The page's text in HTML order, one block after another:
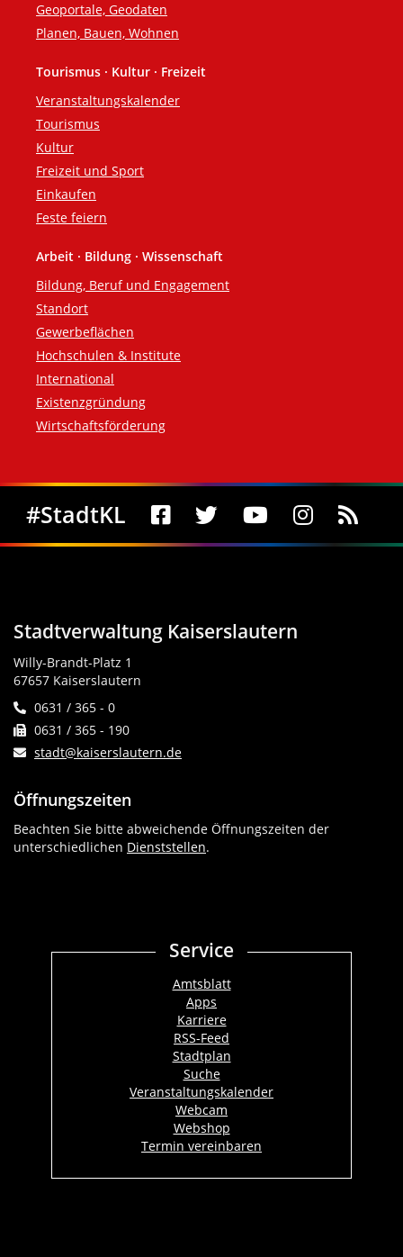
Geoportale, Geodaten
Planen, Bauen, Wohnen
Tourismus · Kultur · Freizeit
Veranstaltungskalender
Tourismus
Kultur
Freizeit und Sport
Einkaufen
Feste feiern
Arbeit · Bildung · Wissenschaft
Bildung, Beruf und Engagement
Standort
Gewerbeflächen
Hochschulen & Institute
International
Existenzgründung
Wirtschaftsförderung
Social Media
#StadtKL
Stadtverwaltung Kaiserslautern
Willy-Brandt-Platz 1
67657 Kaiserslautern
0631 / 365 - 0
0631 / 365 - 190
stadt@kaiserslautern.de
Öffnungszeiten
Beachten Sie bitte abweichende Öffnungszeiten der
unterschiedlichen Dienststellen.
Service
Amtsblatt
Apps
Karriere
RSS-Feed
Stadtplan
Suche
Veranstaltungskalender
Webcam
Webshop
Termin vereinbaren